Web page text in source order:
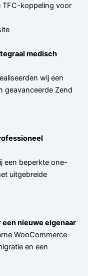
TFC-koppeling voor
medisch
wij een
geavanceerde Zend
een beperkte one-
uitgebreide
een nieuwe eigenaar
WooCommerce-
en een